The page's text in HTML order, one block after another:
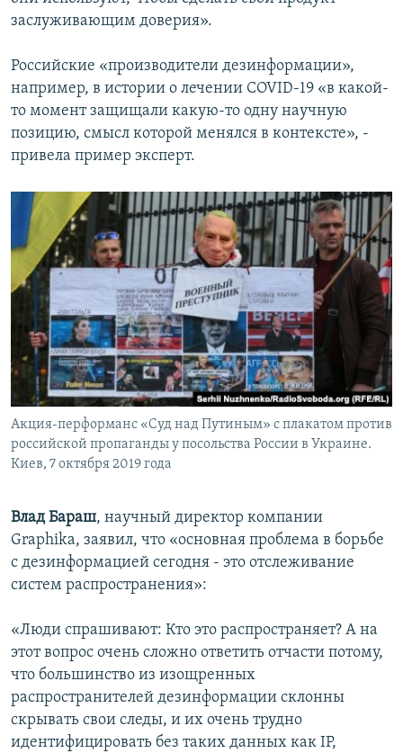
заслуживающим доверия».
Российские «производители дезинформации»,
например, в истории о лечении COVID-19 «в какой-
то момент защищали какую-то одну научную
позицию, смысл которой менялся в контексте», -
привела пример эксперт.
Акция-перформанс «Суд над Путиным» с плакатом против
российской пропаганды у посольства России в Украине.
Киев, 7 октября 2019 года
Влад Бараш, научный директор компании
Graphika, заявил, что «основная проблема в борьбе
с дезинформацией сегодня - это отслеживание
систем распространения»:
«Люди спрашивают: Кто это распространяет? А на
этот вопрос очень сложно ответить отчасти потому,
что большинство из изощренных
распространителей дезинформации склонны
скрывать свои следы, и их очень трудно
идентифицировать без таких данных как IP,